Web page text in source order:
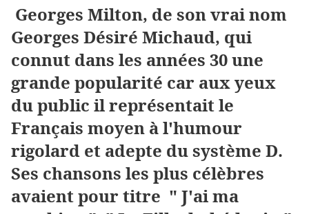
Georges Milton, de son vrai nom
Georges Désiré Michaud, qui
connut dans les années 30 une
grande popularité car aux yeux
du public il représentait le
Français moyen à l'humour
rigolard et adepte du système D.
Ses chansons les plus célèbres
avaient pour titre " J'ai ma